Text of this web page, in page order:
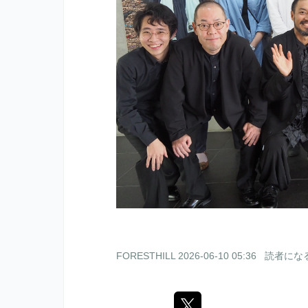
FORESTHILL 2026-06-10 05:36 読者にな